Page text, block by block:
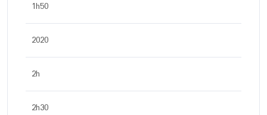
1h50
2020
2h
2h30